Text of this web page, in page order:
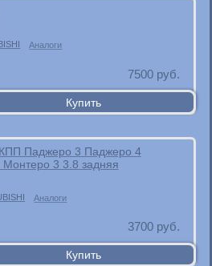
Аналоги
7500 руб.
Паджеро 3 Паджеро 4
3 3.8 задняя
Аналоги
3700 руб.